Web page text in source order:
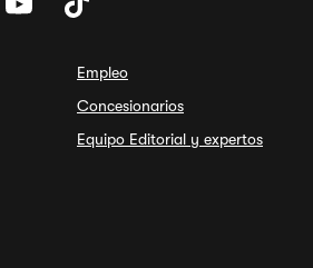
Empleo
Concesionarios
Equipo Editorial y expertos